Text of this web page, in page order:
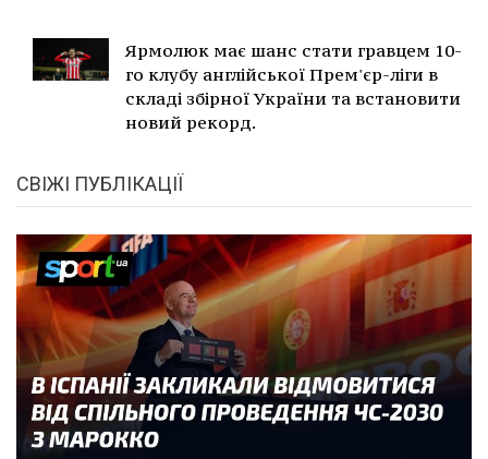
Ярмолюк має шанс стати гравцем 10-
го клубу англійської Прем'єр-ліги в
складі збірної України та встановити
новий рекорд.
СВІЖІ ПУБЛІКАЦІЇ